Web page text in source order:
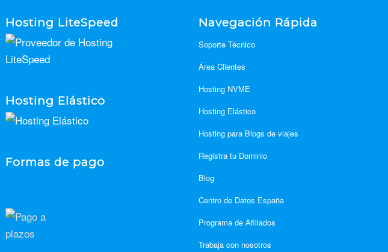
Hosting LiteSpeed
Hosting Elástico
Formas de pago
Navegación Rápida
Soporte Técnico
Área Clientes
Hosting NVME
Hosting Elástico
Hosting para Blogs de viajes
Registra tu Dominio
Blog
Centro de Datos España
Programa de Afiliados
Trabaja con nosotros